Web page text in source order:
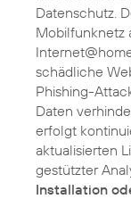
Datenschutz.
Mobilfunknetz
schädliche
Phishing-
Daten
erfolgt
aktualisierten
gestützter
Installation